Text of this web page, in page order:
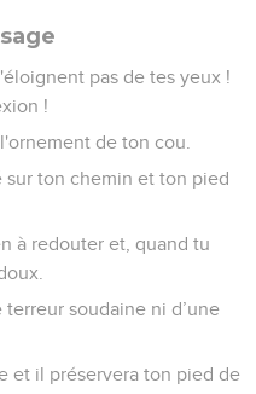
pas de tes yeux !
!
de ton cou.
sur ton chemin et ton pied
à redouter et, quand tu
terreur soudaine ni d’une
et il préservera ton pied de